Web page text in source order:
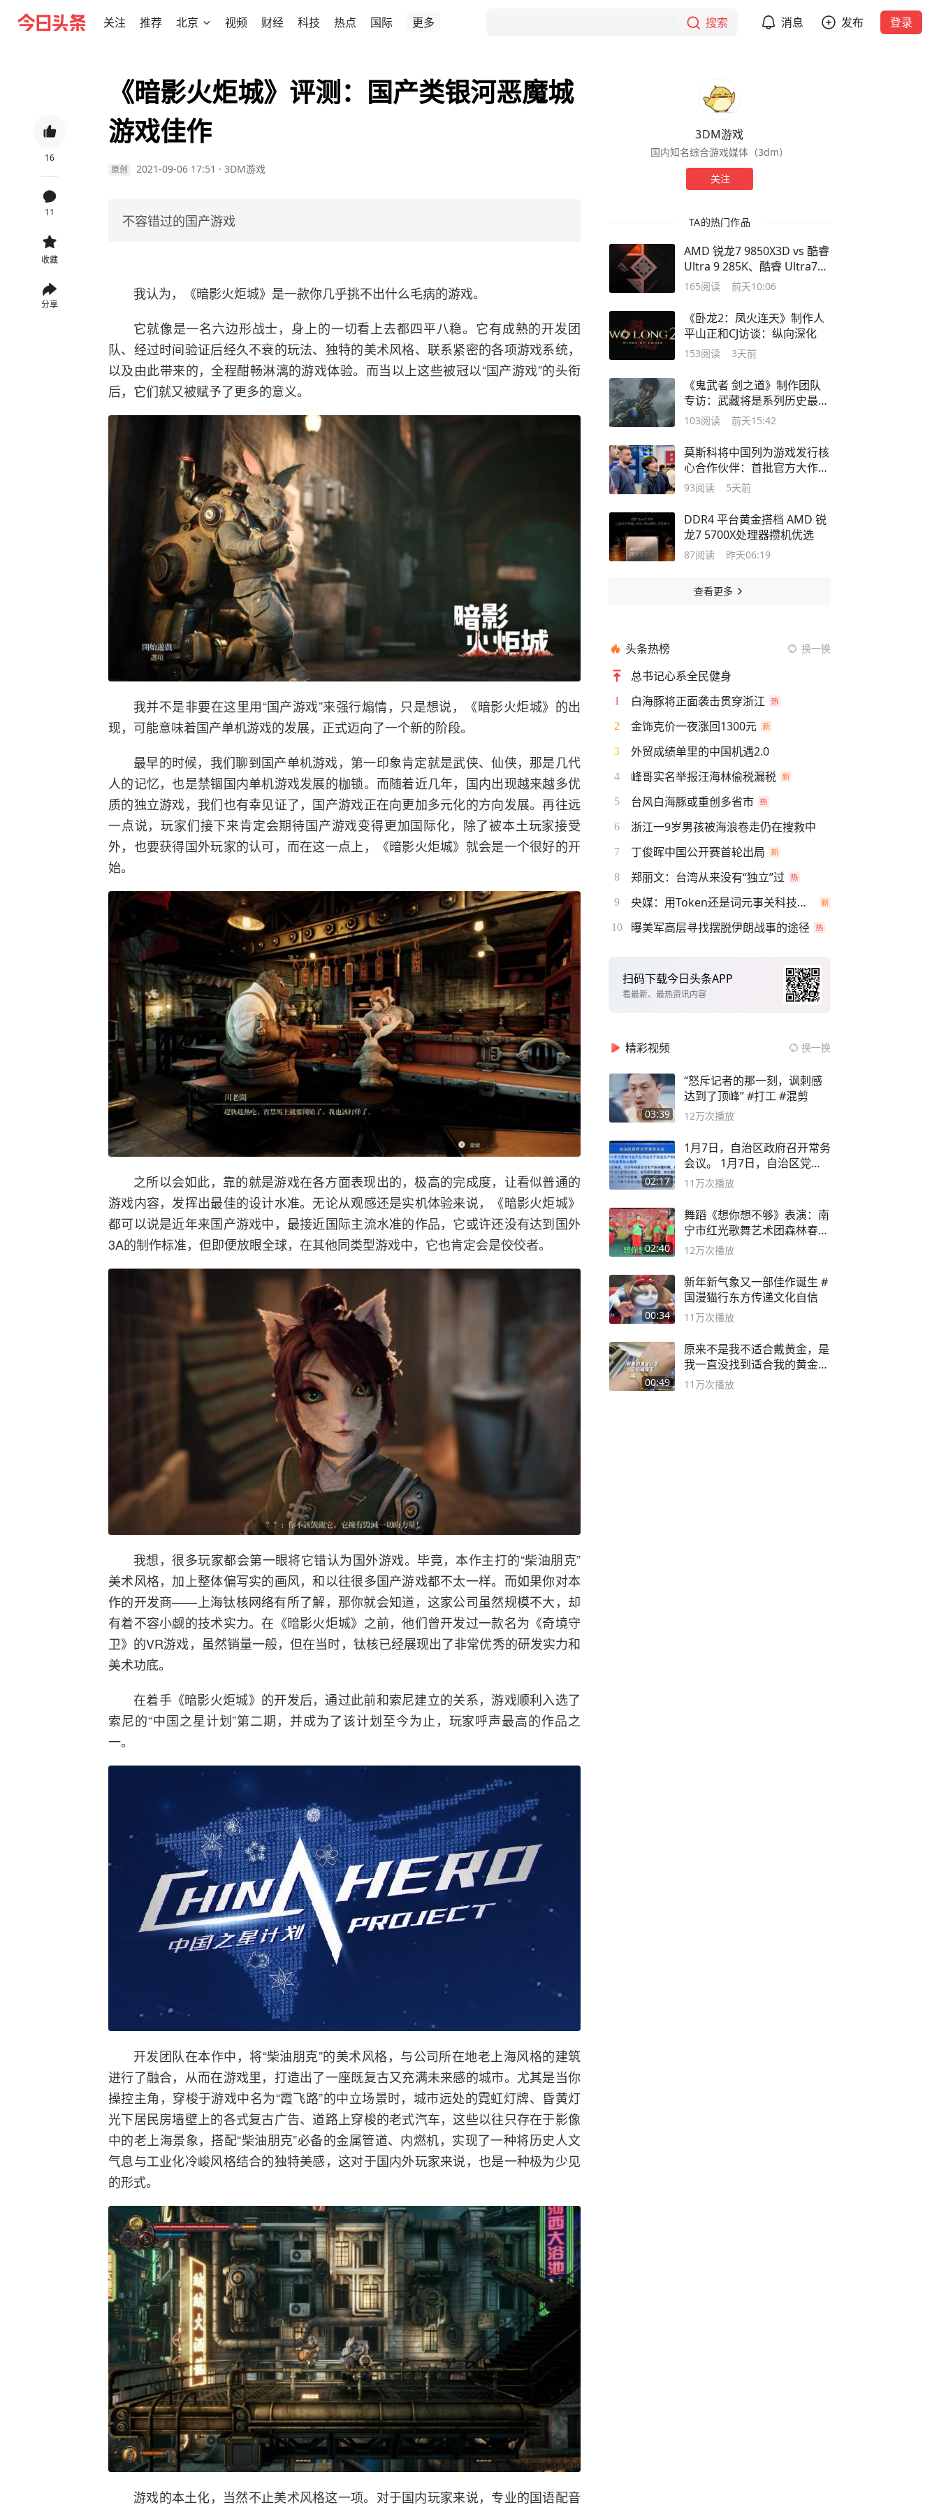
关注 推荐 北京 视频 财经 科技 热点 国际 更多 搜索 消息 发布 登录
16
11
收藏
分享
《暗影火炬城》评测：国产类银河恶魔城
游戏佳作
原创 2021-09-06 17:51 · 3DM游戏
不容错过的国产游戏
我认为，《暗影火炬城》是一款你几乎挑不出什么毛病的游戏。
它就像是一名六边形战士，身上的一切看上去都四平八稳。它有成熟的开发团
队、经过时间验证后经久不衰的玩法、独特的美术风格、联系紧密的各项游戏系统，
以及由此带来的，全程酣畅淋漓的游戏体验。而当以上这些被冠以“国产游戏”的头衔
后，它们就又被赋予了更多的意义。
我并不是非要在这里用“国产游戏”来强行煽情，只是想说，《暗影火炬城》的出
现，可能意味着国产单机游戏的发展，正式迈向了一个新的阶段。
最早的时候，我们聊到国产单机游戏，第一印象肯定就是武侠、仙侠，那是几代
人的记忆，也是禁锢国内单机游戏发展的枷锁。而随着近几年，国内出现越来越多优
质的独立游戏，我们也有幸见证了，国产游戏正在向更加多元化的方向发展。再往远
一点说，玩家们接下来肯定会期待国产游戏变得更加国际化，除了被本土玩家接受
外，也要获得国外玩家的认可，而在这一点上，《暗影火炬城》就会是一个很好的开
始。
之所以会如此，靠的就是游戏在各方面表现出的，极高的完成度，让看似普通的
游戏内容，发挥出最佳的设计水准。无论从观感还是实机体验来说，《暗影火炬城》
都可以说是近年来国产游戏中，最接近国际主流水准的作品，它或许还没有达到国外
3A的制作标准，但即便放眼全球，在其他同类型游戏中，它也肯定会是佼佼者。
我想，很多玩家都会第一眼将它错认为国外游戏。毕竟，本作主打的“柴油朋克”
美术风格，加上整体偏写实的画风，和以往很多国产游戏都不太一样。而如果你对本
作的开发商——上海钛核网络有所了解，那你就会知道，这家公司虽然规模不大，却
有着不容小觑的技术实力。在《暗影火炬城》之前，他们曾开发过一款名为《奇境守
卫》的VR游戏，虽然销量一般，但在当时，钛核已经展现出了非常优秀的研发实力和
美术功底。
在着手《暗影火炬城》的开发后，通过此前和索尼建立的关系，游戏顺利入选了
索尼的“中国之星计划”第二期，并成为了该计划至今为止，玩家呼声最高的作品之
一。
开发团队在本作中，将“柴油朋克”的美术风格，与公司所在地老上海风格的建筑
进行了融合，从而在游戏里，打造出了一座既复古又充满未来感的城市。尤其是当你
操控主角，穿梭于游戏中名为“霞飞路”的中立场景时，城市远处的霓虹灯牌、昏黄灯
光下居民房墙壁上的各式复古广告、道路上穿梭的老式汽车，这些以往只存在于影像
中的老上海景象，搭配“柴油朋克”必备的金属管道、内燃机，实现了一种将历史人文
气息与工业化冷峻风格结合的独特美感，这对于国内外玩家来说，也是一种极为少见
的形式。
游戏的本土化，当然不止美术风格这一项。对于国内玩家来说，专业的国语配音
3DM游戏
国内知名综合游戏媒体（3dm）
关注
TA的热门作品
AMD 锐龙7 9850X3D vs 酷睿
Ultra 9 285K、酷睿 Ultra7
270K
165阅读 前天10:06
《卧龙2：凤火连天》制作人
平山正和CJ访谈：纵向深化
153阅读 3天前
《鬼武者 剑之道》制作团队
专访：武藏将是系列历史最出
色的主角
103阅读 前天15:42
莫斯科将中国列为游戏发行核
心合作伙伴：首批官方大作年
内登陆
93阅读 5天前
DDR4 平台黄金搭档 AMD 锐
龙7 5700X处理器攒机优选
87阅读 昨天06:19
查看更多
头条热榜 换一换
总书记心系全民健身
1 白海豚将正面袭击贯穿浙江
2 金饰克价一夜涨回1300元
3 外贸成绩单里的中国机遇2.0
4 峰哥实名举报汪海林偷税漏税
5 台风白海豚或重创多省市
6 浙江一9岁男孩被海浪卷走仍在搜救中
7 丁俊晖中国公开赛首轮出局
8 郑丽文：台湾从来没有“独立”过
9 央媒：用Token还是词元事关科技话语权
10 曝美军高层寻找摆脱伊朗战事的途径
扫码下载今日头条APP
看最新、最热资讯内容
精彩视频 换一换
03:39
“怒斥记者的那一刻，讽刺感
达到了顶峰” #打工 #混剪
12万次播放
02:17
1月7日，自治区政府召开常务
会议。 1月7日，自治区党委
副书记
11万次播放
02:40
舞蹈《想你想不够》表演：南
宁市红光歌舞艺术团森林春红
舞蹈队。
12万次播放
00:34
新年新气象又一部佳作诞生 #
国漫猫行东方传递文化自信
11万次播放
00:49
原来不是我不适合戴黄金，是
我一直没找到适合我的黄金
😭
11万次播放